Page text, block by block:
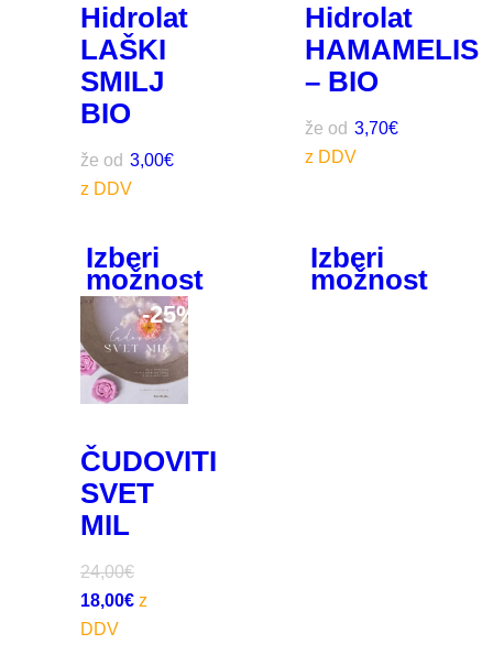
Hidrolat
LAŠKI
SMILJ
BIO
že od 3,00€
Izberi
možnost
Hidrolat
HAMAMELIS
– BIO
že od 3,70€
Izberi
možnost
-25%
ČUDOVITI
SVET
MIL
24,00€
18,00€